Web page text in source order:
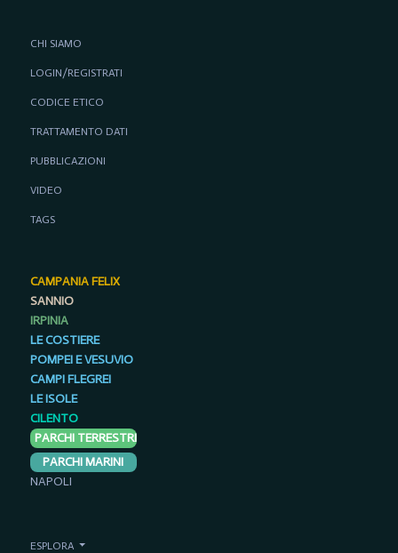
CHI SIAMO
LOGIN/REGISTRATI
CODICE ETICO
TRATTAMENTO DATI
PUBBLICAZIONI
VIDEO
TAGS
CAMPANIA FELIX
SANNIO
IRPINIA
LE COSTIERE
POMPEI E VESUVIO
CAMPI FLEGREI
LE ISOLE
CILENTO
PARCHI TERRESTRI
PARCHI MARINI
NAPOLI
ESPLORA